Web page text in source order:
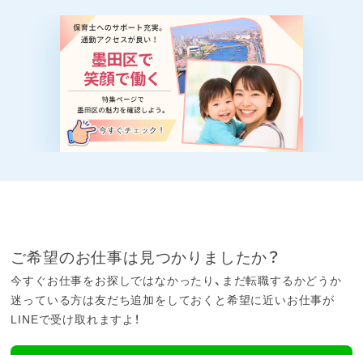
ご希望のお仕事は見つかりましたか？
今すぐお仕事をお探しではなかったり、まだ転職するかどうか
迷っている方は友だち追加をしておくと希望に近いお仕事が
LINEで受け取れますよ！